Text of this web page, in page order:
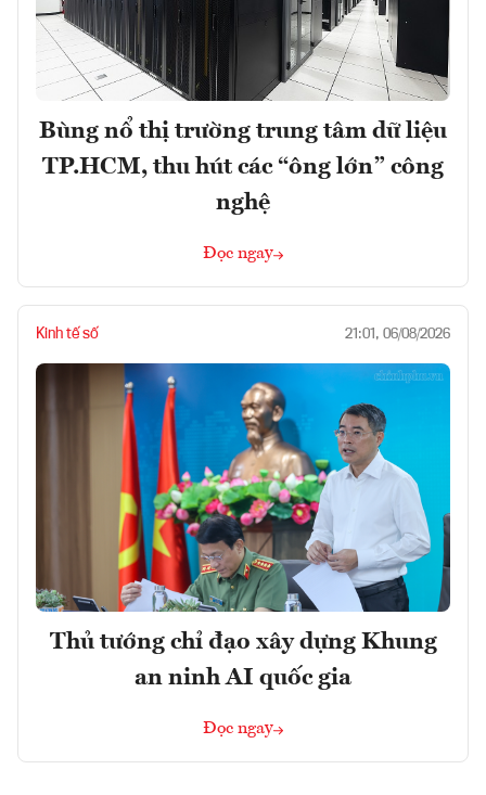
Bùng nổ thị trường trung tâm dữ liệu
TP.HCM, thu hút các “ông lớn” công
nghệ
Đọc ngay
Kinh tế số 21:01, 06/08/2026
Thủ tướng chỉ đạo xây dựng Khung
an ninh AI quốc gia
Đọc ngay